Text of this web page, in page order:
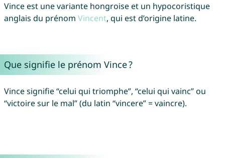
Vince est une variante hongroise et un hypocoristique
anglais du prénom Vincent, qui est d’origine latine.
Que signifie le prénom Vince ?
Vince signifie “celui qui triomphe”, “celui qui vainc” ou
“victoire sur le mal” (du latin “vincere” = vaincre).